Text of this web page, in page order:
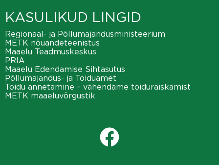
KASULIKUD LINGID
Regionaal- ja Põllumajandusministeerium
METK nõuandeteenistus
Maaelu Teadmuskeskus
PRIA
Maaelu Edendamise Sihtasutus
Põllumajandus- ja Toiduamet
Toidu annetamine – vähendame toiduraiskamist
METK maaeluvõrgustik